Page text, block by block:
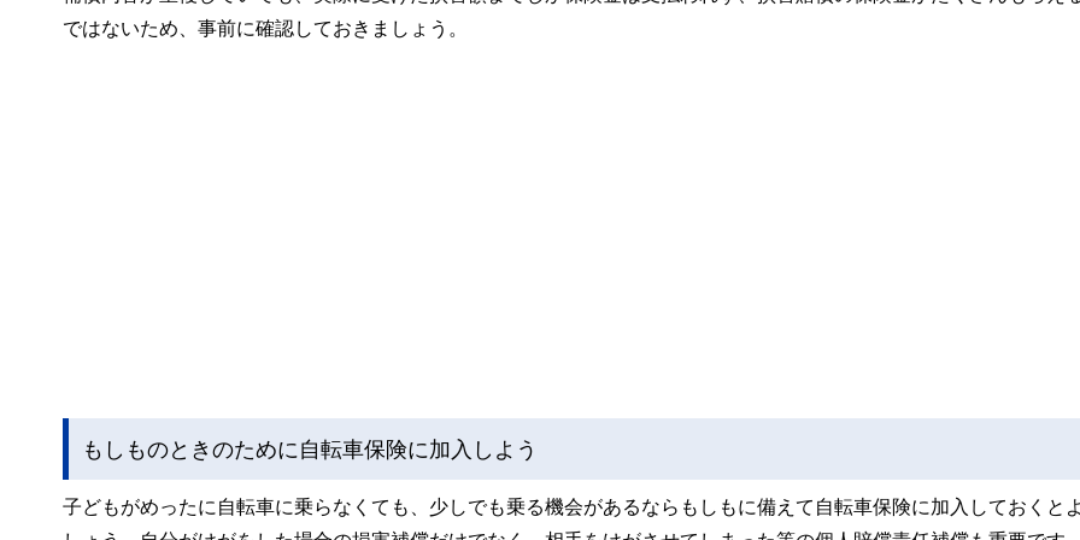
ではないため、事前に確認しておきましょう。
もしものときのために自転車保険に加入しよう
子どもがめったに自転車に乗らなくても、少しでも乗る機会があるならもしもに備えて自転車保険に加入しておくと